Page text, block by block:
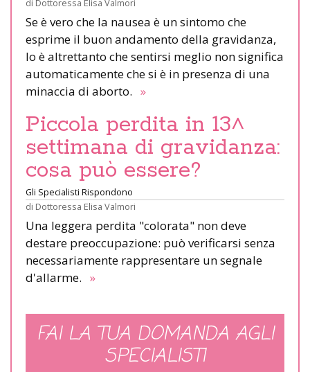
di Dottoressa Elisa Valmori
Se è vero che la nausea è un sintomo che
esprime il buon andamento della gravidanza,
lo è altrettanto che sentirsi meglio non significa
automaticamente che si è in presenza di una
minaccia di aborto. »
Piccola perdita in 13^
settimana di gravidanza:
cosa può essere?
Gli Specialisti Rispondono
di Dottoressa Elisa Valmori
Una leggera perdita "colorata" non deve
destare preoccupazione: può verificarsi senza
necessariamente rappresentare un segnale
d'allarme. »
FAI LA TUA DOMANDA AGLI
SPECIALISTI